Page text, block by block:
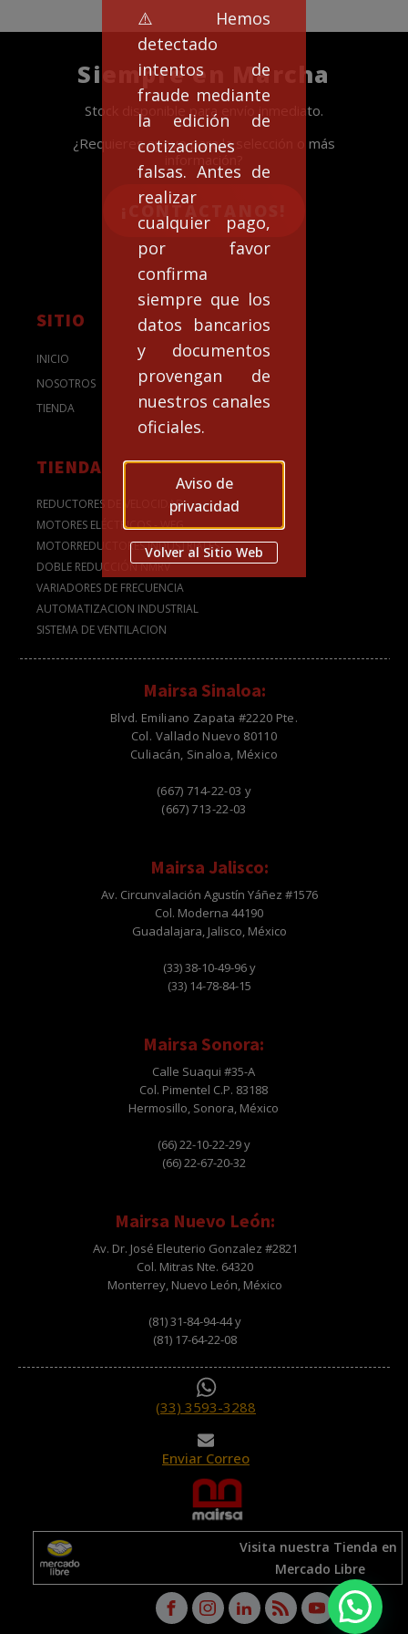
⚠️Hemos
detectado
intentos de
fraude mediante
la edición de
cotizaciones
falsas. Antes de
realizar
cualquier pago,
por favor
confirma
siempre que los
datos bancarios
y documentos
provengan de
nuestros canales
oficiales.
Aviso de
privacidad
Volver al Sitio Web
Siempre en Marcha
Stock disponible para envío inmediato.
¿Requieres apoyo para la selección o más
¡CONTACTANOS!
SITIO
INICIO
NOSOTROS
TIENDA
TIENDA
REDUCTORES DE VELOCIDAD
MOTORES ELÉCTRICOS - WEG
MOTORREDUCTORES INDUSTRIALES
DOBLE REDUCCIÓN NMRV
VARIADORES DE FRECUENCIA
AUTOMATIZACION INDUSTRIAL
SISTEMA DE VENTILACION
Mairsa Sinaloa:
Blvd. Emiliano Zapata #2220 Pte.
Col. Vallado Nuevo 80110
Culiacán, Sinaloa, México
(667) 714-22-03 y
(667) 713-22-03
Mairsa Jalisco:
Av. Circunvalación Agustín Yáñez #1576
Col. Moderna 44190
Guadalajara, Jalisco, México
(33) 38-10-49-96 y
(33) 14-78-84-15
Mairsa Sonora:
Calle Suaqui #35-A
Col. Pimentel C.P. 83188
Hermosillo, Sonora, México
(66) 22-10-22-29 y
(66) 22-67-20-32
Mairsa Nuevo León:
Av. Dr. José Eleuterio Gonzalez #2821
Col. Mitras Nte. 64320
Monterrey, Nuevo León, México
(81) 31-84-94-44 y
(81) 17-64-22-08
(33) 3593-3288
Enviar Correo
Visita nuestra Tienda en
Mercado Libre